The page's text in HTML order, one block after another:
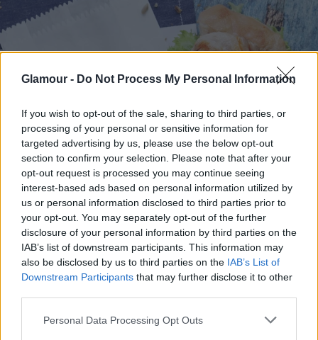
Glamour - Do Not Process My Personal Information
If you wish to opt-out of the sale, sharing to third parties, or
processing of your personal or sensitive information for
targeted advertising by us, please use the below opt-out
section to confirm your selection. Please note that after your
opt-out request is processed you may continue seeing
interest-based ads based on personal information utilized by
us or personal information disclosed to third parties prior to
your opt-out. You may separately opt-out of the further
disclosure of your personal information by third parties on the
IAB’s list of downstream participants. This information may
also be disclosed by us to third parties on the IAB’s List of
Downstream Participants that may further disclose it to other
Please note that this website/app uses one or more Google
Personal Data Processing Opt Outs